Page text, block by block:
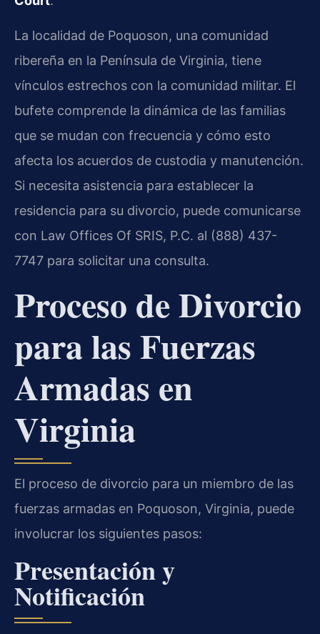
La localidad de Poquoson, una comunidad
ribereña en la Península de Virginia, tiene
vínculos estrechos con la comunidad militar. El
bufete comprende la dinámica de las familias
que se mudan con frecuencia y cómo esto
afecta los acuerdos de custodia y manutención.
Si necesita asistencia para establecer la
residencia para su divorcio, puede comunicarse
con Law Offices Of SRIS, P.C. al (888) 437-
7747 para solicitar una consulta.
Proceso de Divorcio
para las Fuerzas
Armadas en
Virginia
El proceso de divorcio para un miembro de las
fuerzas armadas en Poquoson, Virginia, puede
involucrar los siguientes pasos:
Presentación y
Notificación